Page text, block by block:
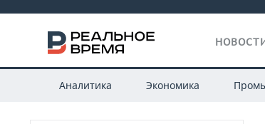
Аналитика Экономика